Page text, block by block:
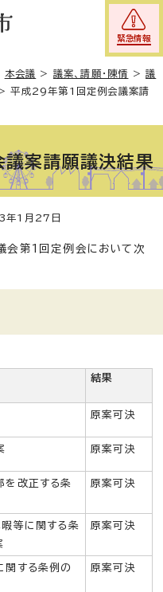
緊急情報
本会議 > 議案、請願・陳情 >議
平成29年第1回定例会議案請
案請願議決結果
年1月27日
第1回定例会において次
結果
原案可決
原案可決
を改正する条
原案可決
等に関する条
原案可決
関する条例の
原案可決